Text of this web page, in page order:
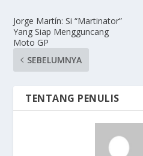
Jorge Martín: Si “Martinator”
Yang Siap Mengguncang
Moto GP
SEBELUMNYA
TENTANG PENULIS